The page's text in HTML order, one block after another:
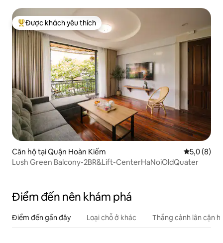
Được khách yêu thích nhất
Được khách yêu thích
Căn hộ tại Quận Hoàn Kiếm Xếp hạng
5,0 (8)
Lush Green Balcony-2BR&Lift-CenterHaNoiOldQuater
Điểm đến nên khám phá
Điểm đến gần đây Loại chỗ ở khác Thắng cảnh lân cận